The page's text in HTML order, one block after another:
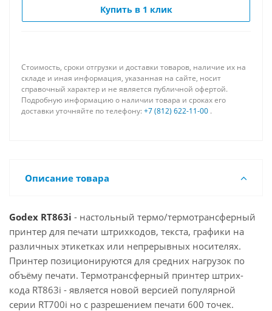
Купить в 1 клик
Стоимость, сроки отгрузки и доставки товаров, наличие их на
складе и иная информация, указанная на сайте, носит
справочный характер и не является публичной офертой.
Подробную информацию о наличии товара и сроках его
доставки уточняйте по телефону: +7 (812) 622-11-00 .
Описание товара
Godex RT863i - настольный термо/термотрансферный
принтер для печати штрихкодов, текста, графики на
различных этикетках или непрерывных носителях.
Принтер позиционируются для средних нагрузок по
объёму печати. Термотрансферный принтер штрих-
кода RT863i - является новой версией популярной
серии RT700i но с разрешением печати 600 точек.